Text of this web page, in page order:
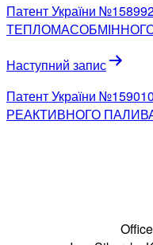
Патент України
Наступний запис
Патент України
РЕАКТИВНОГО